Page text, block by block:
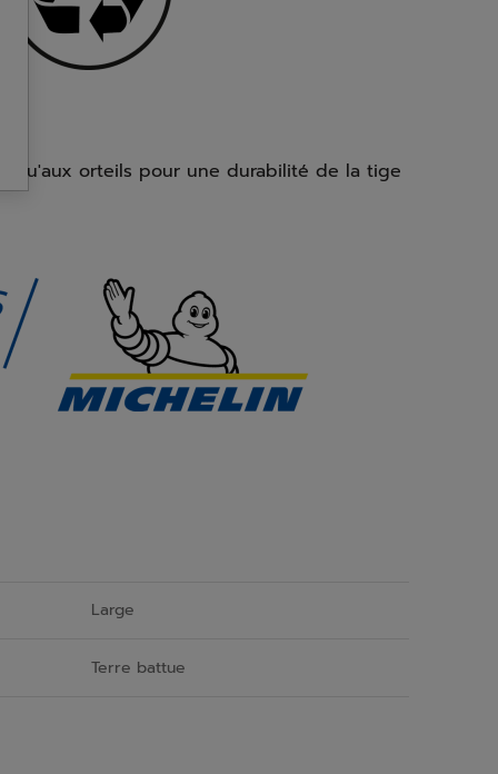
orteils pour une durabilité de la tige
Large
Terre battue